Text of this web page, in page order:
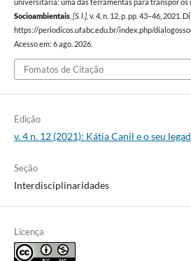
universitária: uma das ferramentas para transpor os
Socioambientais, [S. l.], v. 4, n. 12, p. pp. 43–46, 2021.
https://periodicos.ufabc.edu.br/index.php/
Acesso em: 6 ago. 2026.
Fomatos de Citação
Edição
v. 4 n. 12 (2021): Kátia Canil e o seu
Seção
Interdisciplinaridades
Licença